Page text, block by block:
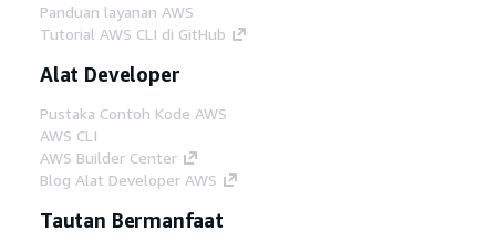
Panduan layanan AWS
Tutorial AWS CLI di GitHub
Alat Developer
Pustaka Contoh Kode AWS
AWS CLI
AWS Builder Center
Blog Alat Developer AWS
Tautan Bermanfaat